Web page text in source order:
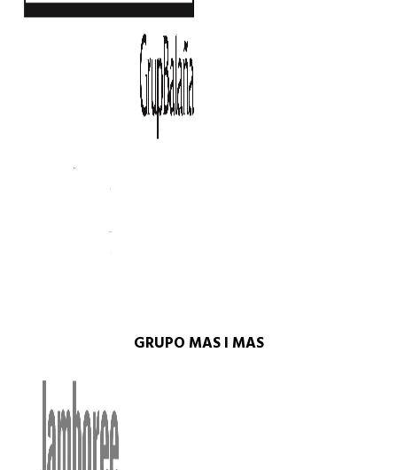
GRUPO MAS I MAS